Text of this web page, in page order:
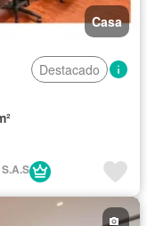
Casa
Destacado